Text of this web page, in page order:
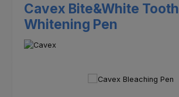
Cavex Bite&White Tooth
Whitening Pen
Bildergalerie überspringen